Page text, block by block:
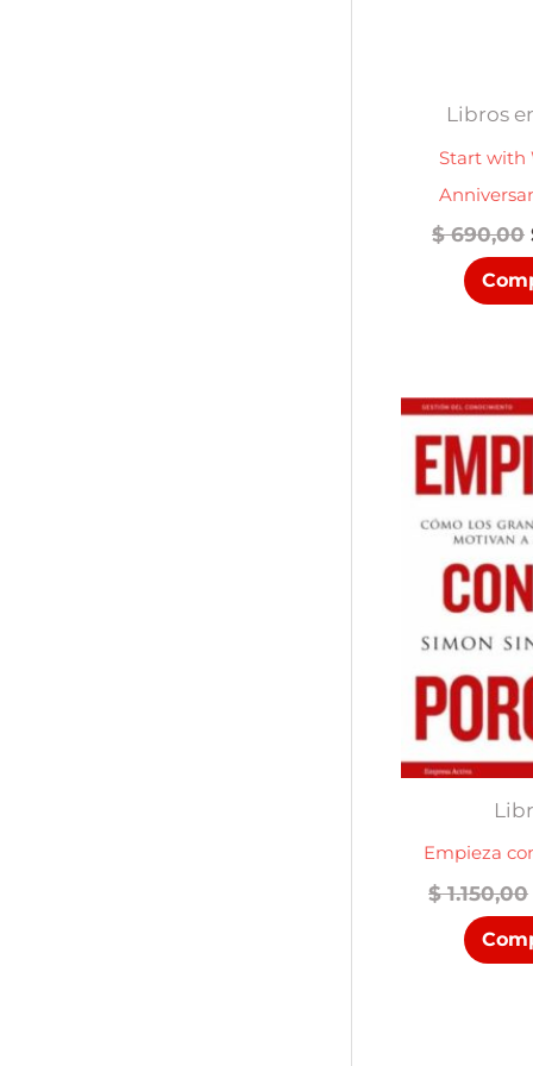
Libros
Start with
$690,00
Empieza
$1.150,00